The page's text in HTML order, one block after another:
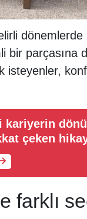
dönemlerde
bir parçasına
isteyenler,
çeken
farklı